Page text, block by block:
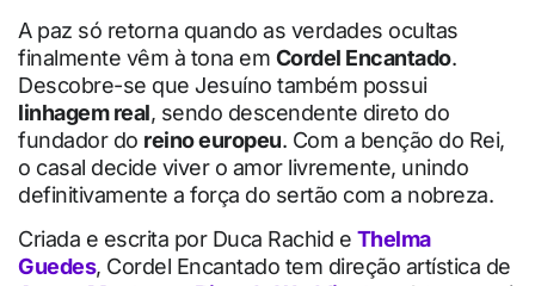
A paz só retorna quando as verdades ocultas
finalmente vêm à tona em Cordel Encantado.
Descobre-se que Jesuíno também possui
linhagem real, sendo descendente direto do
fundador do reino europeu. Com a benção do Rei,
o casal decide viver o amor livremente, unindo
definitivamente a força do sertão com a nobreza.
Criada e escrita por Duca Rachid e Thelma
Guedes, Cordel Encantado tem direção artística de